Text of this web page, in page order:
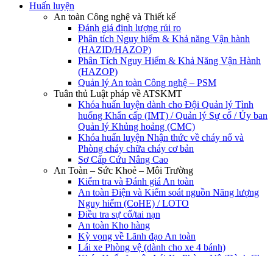
Huấn luyện
An toàn Công nghệ và Thiết kế
Đánh giá định lượng rủi ro
Phân tích Nguy hiểm & Khả năng Vận hành
(HAZID/HAZOP)
Phân Tích Nguy Hiểm & Khả Năng Vận Hành
(HAZOP)
Quản lý An toàn Công nghệ – PSM
Tuân thủ Luật pháp về ATSKMT
Khóa huấn luyện dành cho Đội Quản lý Tình
huống Khẩn cấp (IMT) / Quản lý Sự cố / Ủy ban
Quản lý Khủng hoảng (CMC)
Khóa huấn luyện Nhận thức về cháy nổ và
Phòng cháy chữa cháy cơ bản
Sơ Cấp Cứu Nâng Cao
An Toàn – Sức Khoẻ – Môi Trường
Kiểm tra và Đánh giá An toàn
An toàn Điện và Kiểm soát nguồn Năng lượng
Nguy hiểm (CoHE) / LOTO
Điều tra sự cố/tai nạn
An toàn Kho hàng
Kỳ vọng về Lãnh đạo An toàn
Lái xe Phòng vệ (dành cho xe 4 bánh)